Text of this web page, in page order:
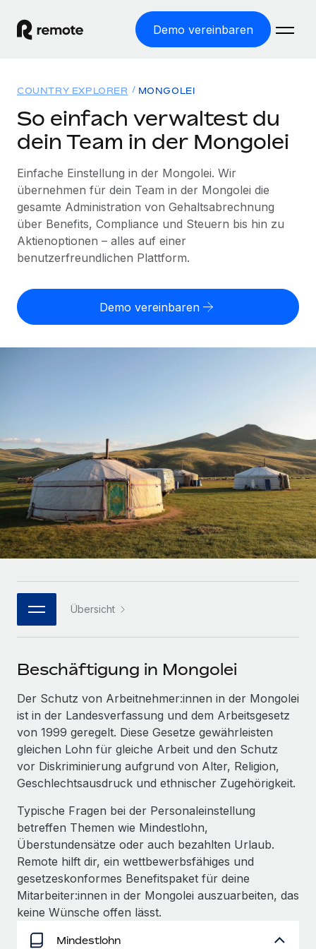
Demo vereinbaren
WELTWEITE BESCHÄFTIGUNG
Globale Payroll
Einfache, rechtssicher Payroll
Employer of Record
Weltweites Wachstum ohne Kosten für Niederlassungen
Contractor of Record
Contractor Management
Remote Embedded
Nahtlose Integration der HR in bestehende Abläufe
Integrierte HR-Kernfunktionen für dein Team
Verknüpfen Neu
MCP
Integrationen
Prozessoptimierung mit unverzichtbaren Business-
Frag unsere Expert:innen
Hilfe von Expert:innen für globale HR & Compliance
Background-Checks
Einfacheres Bewerber:innen-Screening
Compliance Watchtower
Lückenlose Compliance
Geräteverwaltung
Globale Bereitstellung und Verfolgung von IT-
Geräten
Schnelle, rechtssichere Gründung von
Lösungen
WELTWEITE ABDECKUNG
Country Explorer
Länderspezifische Unterstützung bei der Einstellung
Explorer für US-Bundesstaaten
Einfache Einstellung in allen US-Bundesstaaten
Remote im Vergleich
Vergleiche mit unseren Mitbewerbern
Mittelstand
Maßgeschneiderte HR-Lösungen, um Teams zu
vergrößern
Enterprise
Globale HR für Konzerne und Großunternehmen
Strategische Technologiepartner
Flexible Einbettung von Global-HR-Funktionen in deine
Plattform
Entdecke die Möglichkeiten einer Partnerschaft
Remote Build Demnächst verfügbar
Beratung zu Integrationen und KI-Automatisierung
FALLSTUDIEN
Remote um 120 % vergrößert
Weaviate auf einen Blick Weaviate entwickelt KI-basierte
Open-Source-Infrastrukturen. Das...
Mehr erfahren
Managements – die Erfolgsgeschichte einer
Ressourcen
TOOLS UND RECHNER
Scheinselbstständigkeitsrisiko berechnen
Länderspezifische Einschätzung des
Länderspezifische Berechnung der
LERNEN MIT REMOTE
Forschung und Leitfäden
Fallstudien
HR-Glossar
Checklisten und Vorlagen
Bibliothek für Stellenbeschreibungen
Webinare
Events
Newsroom
Informationen zu Gehältern und Qualifikationen
Hol dir Unterstützung
Alle Ressourcen anzeigen
BLOG
Globale Payroll
EOR und PEO
Contractor Management
Steuern
Preise
English
Nederlands
Español
Italiano
Português (Portugal)
日本語
한국어
中文（简体）
COUNTRY EXPLORER MONGOLEI
So einfach verwaltest du
dein Team in der Mongolei
Einfache Einstellung in der Mongolei. Wir
übernehmen für dein Team in der Mongolei die
gesamte Administration von Gehaltsabrechnung
über Benefits, Compliance und Steuern bis hin zu
Aktienoptionen – alles auf einer
benutzerfreundlichen Plattform.
Demo vereinbaren
Übersicht
Beschäftigung in Mongolei
Der Schutz von Arbeitnehmer:innen in der Mongolei
ist in der Landesverfassung und dem Arbeitsgesetz
von 1999 geregelt. Diese Gesetze gewährleisten
gleichen Lohn für gleiche Arbeit und den Schutz
vor Diskriminierung aufgrund von Alter, Religion,
Geschlechtsausdruck und ethnischer Zugehörigkeit.
Typische Fragen bei der Personaleinstellung
betreffen Themen wie Mindestlohn,
Überstundensätze oder auch bezahlten Urlaub.
Remote hilft dir, ein wettbewerbsfähiges und
gesetzeskonformes Benefitspaket für deine
Mitarbeiter:innen in der Mongolei auszuarbeiten, das
keine Wünsche offen lässt.
Mindestlohn